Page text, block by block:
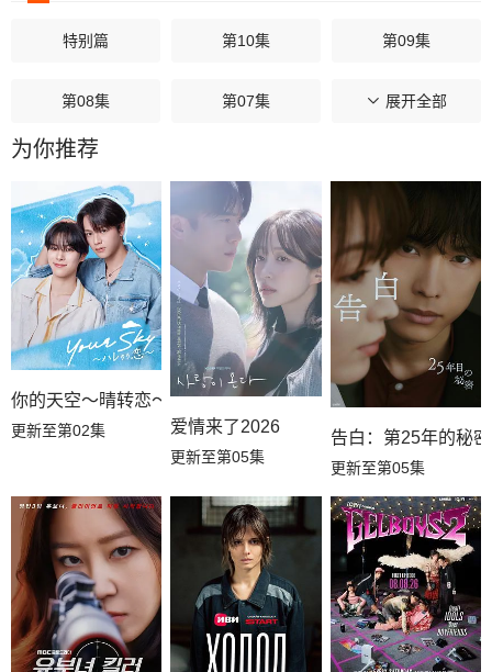
特别篇 第10集 第09集
第08集 第07集 第06集
第05集
第02集 第01集
展开全部
为你推荐
你的天空～晴转恋～
更新至第02集 爱情来了2026
更新至第05集
告白：第25年的秘密
更新至第05集